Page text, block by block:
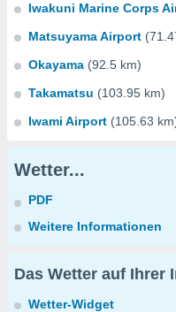
Iwakuni Marine Corps
Matsuyama Airport
Okayama (92.5 km)
Takamatsu (103.95 km)
Iwami Airport (105.63
Wetter...
PDF
Weitere Informationen
Das Wetter auf Ihrer
Wetter-Widget